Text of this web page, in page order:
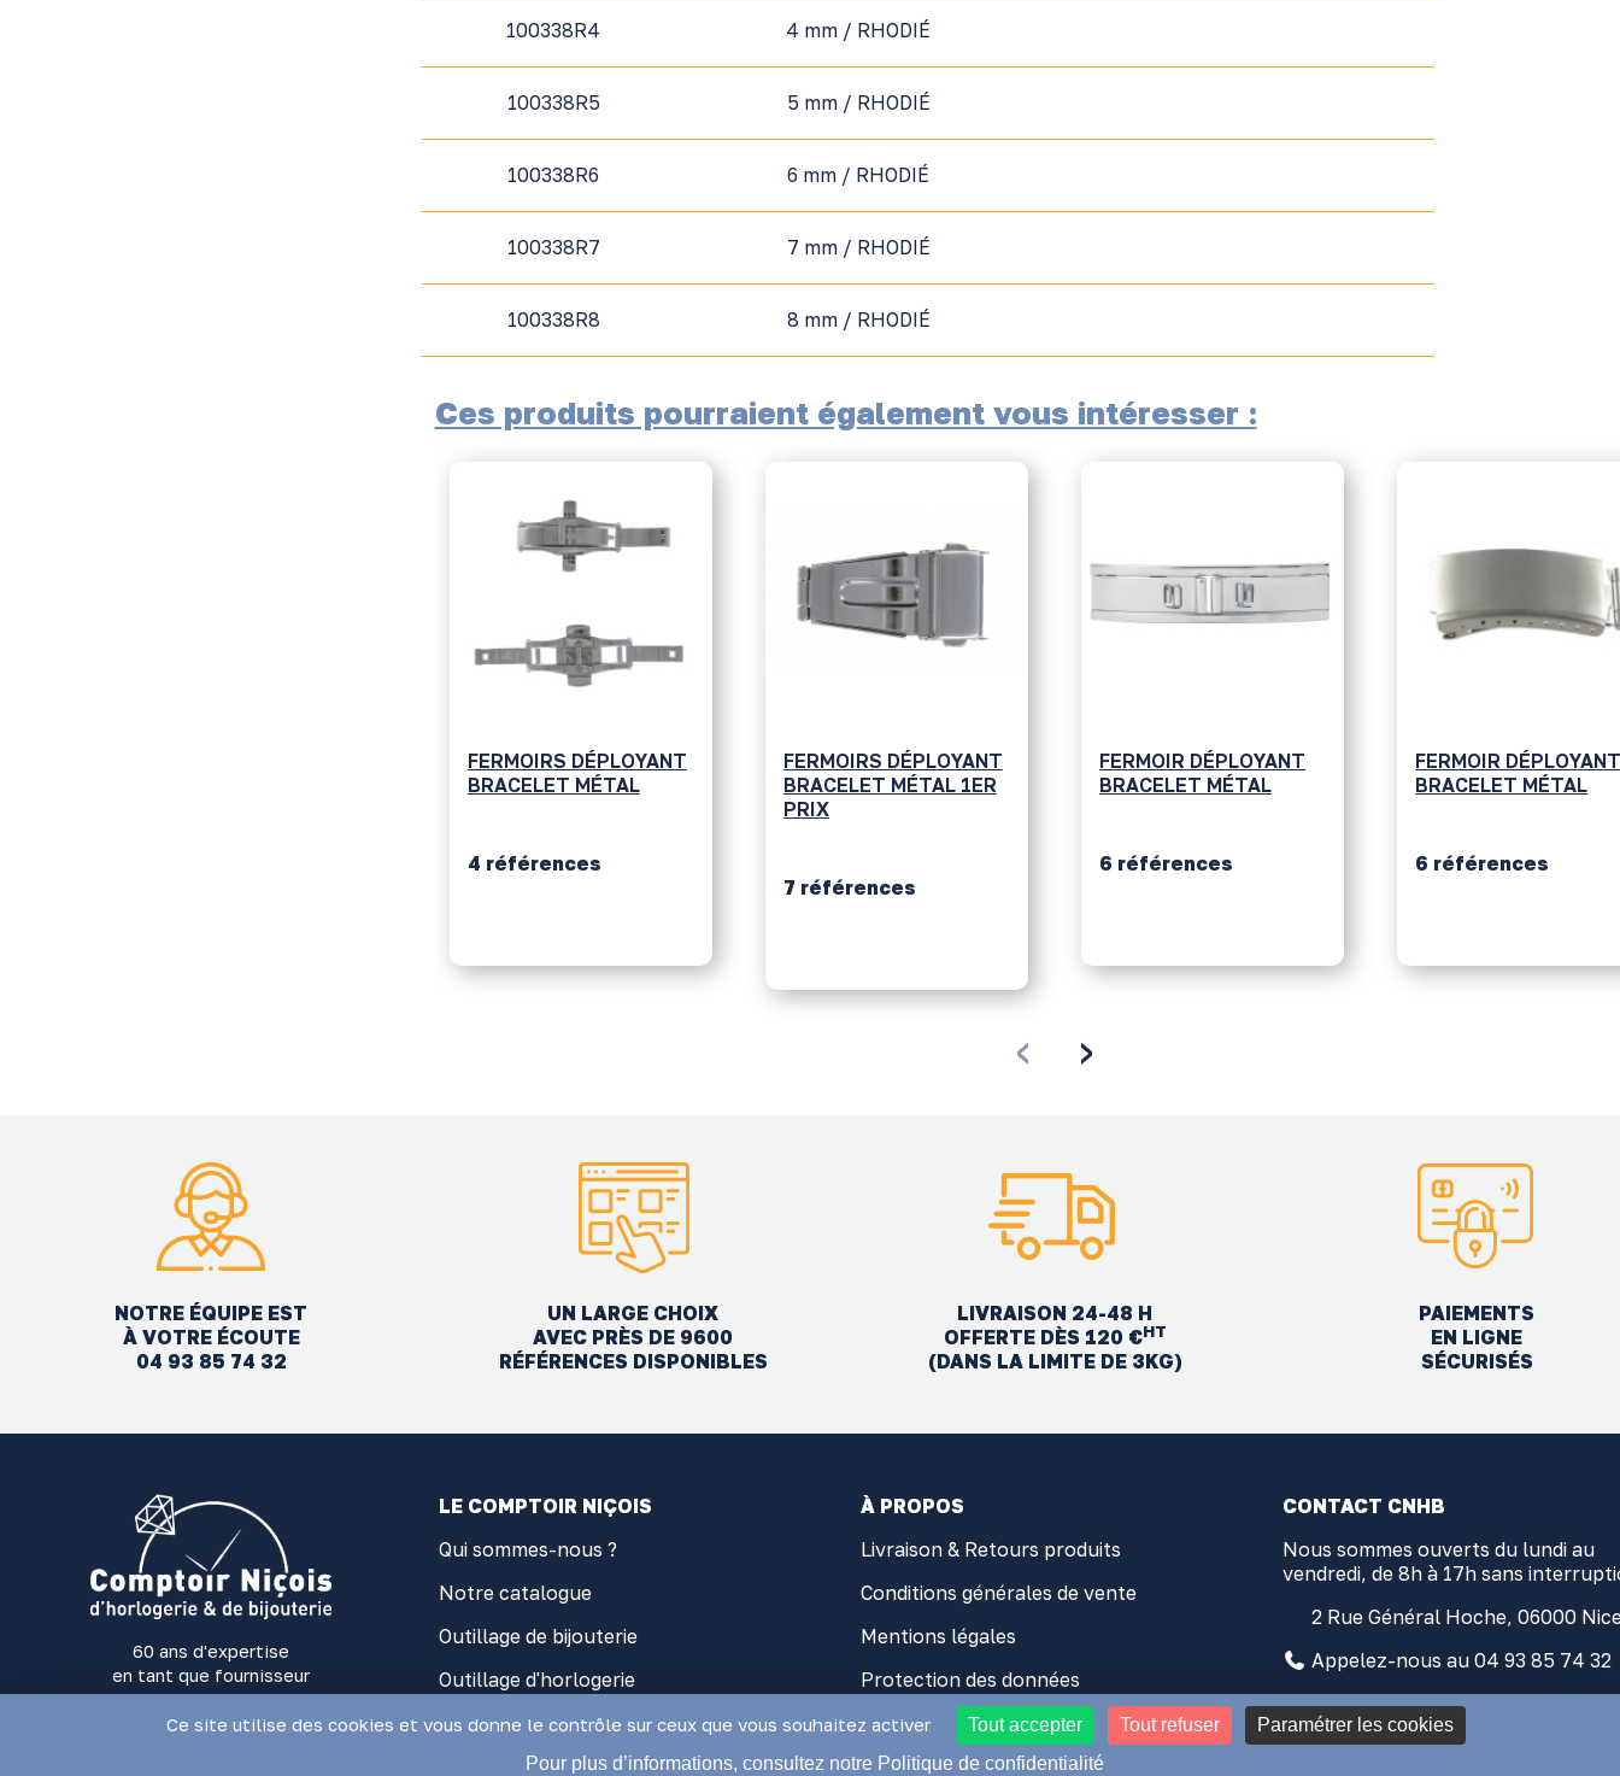
100338R4 4 mm / RHODIÉ
100338R5 5 mm / RHODIÉ
100338R6 6 mm / RHODIÉ
100338R7 7 mm / RHODIÉ
100338R8 8 mm / RHODIÉ
Ces produits pourraient également vous intéresser :
FERMOIRS DÉPLOYANT
BRACELET MÉTAL 1ER
FERMOIR DÉPLOYANT
BRACELET MÉTAL
FERMOIR DÉPLOYANT
BRACELET MÉTAL
6 références
FERMOIR
POUR BRACELET
6 références
‹ ›
NOTRE ÉQUIPE EST
À VOTRE ÉCOUTE
04 93 85 74 32
UN LARGE CHOIX
AVEC PRÈS DE 9600
RÉFÉRENCES DISPONIBLES
LIVRAISON 24-48 H
OFFERTE DÈS 120 €HT
(DANS LA LIMITE DE 3KG)
PAIEMENTS
EN LIGNE
SÉCURISÉS
60 ans d'expertise
en tant que fournisseur
d'outillage et fournitures
d'Horlogerie-Bijouterie
LE COMPTOIR NIÇOIS
Qui sommes-nous ?
Notre catalogue
Outillage de bijouterie
Outillage d'horlogerie
Fourniture d'horlogerie
À PROPOS
Livraison & Retours produits
Conditions générales de vente
Mentions légales
Protection des données
Cookies
CONTACT CNHB
Nous sommes ouverts du lundi au
vendredi, de 8h à 17h sans
2 Rue Général Hoche, 06000
Appelez-nous au 04 93 85 74 32
contact@comptoir-nicois.com
Ce site utilise des cookies et vous donne le contrôle sur ceux que vous souhaitez activer Tout accepter Tout refuser
Paramétrer les cookies
Pour plus d’informations, consultez notre Politique de confidentialité